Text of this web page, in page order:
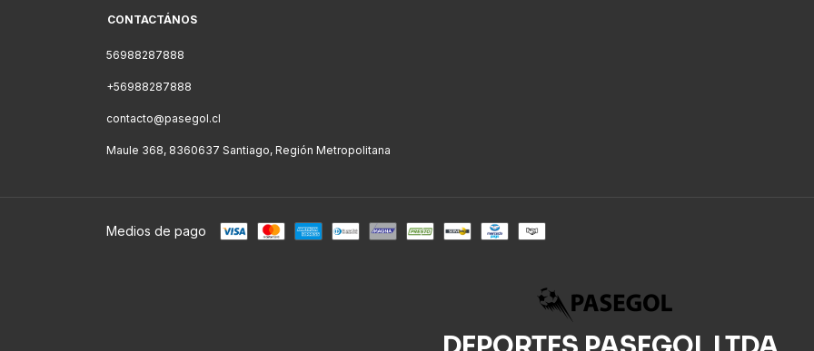
CONTACTÁNOS
56988287888
+56988287888
contacto@pasegol.cl
Maule 368, 8360637 Santiago, Región Metropolitana
Medios de pago